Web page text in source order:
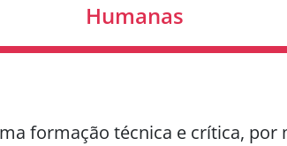
Humanas
formação técnica e crítica,